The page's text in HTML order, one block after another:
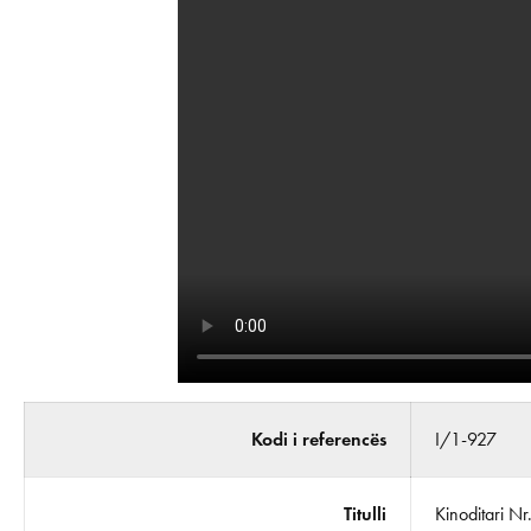
Kodi i referencës I/1-927
Titulli Kinoditari